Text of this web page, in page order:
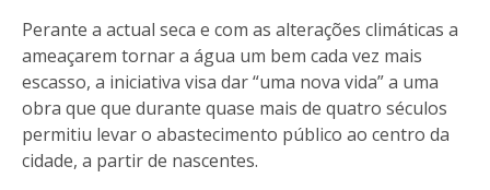
Perante a actual seca e com as alterações climáticas a
ameaçarem tornar a água um bem cada vez mais
escasso, a iniciativa visa dar “uma nova vida” a uma
obra que que durante quase mais de quatro séculos
permitiu levar o abastecimento público ao centro da
cidade, a partir de nascentes.